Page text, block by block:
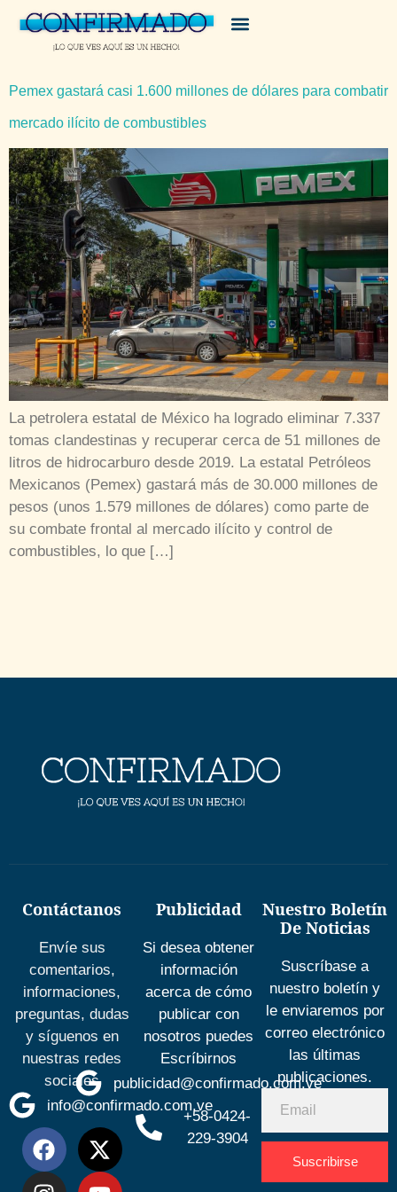
Pemex gastará casi 1.600 millones de dólares para combatir
mercado ilícito de combustibles
La petrolera estatal de México ha logrado eliminar 7.337
tomas clandestinas y recuperar cerca de 51 millones de
litros de hidrocarburo desde 2019. La estatal Petróleos
Mexicanos (Pemex) gastará más de 30.000 millones de
pesos (unos 1.579 millones de dólares) como parte de
su combate frontal al mercado ilícito y control de
combustibles, lo que […]
Contáctanos
Envíe sus
comentarios,
informaciones,
preguntas, dudas
y síguenos en
nuestras redes
sociales
info@confirmado.com.ve
Publicidad
Si desea obtener
información
acerca de cómo
publicar con
nosotros puedes
Escríbirnos
publicidad@confirmado.com.ve
+58-0424-
229-3904
Nuestro Boletín
De Noticias
Suscríbase a
nuestro boletín y
le enviaremos por
correo electrónico
las últimas
publicaciones.
Suscribirse